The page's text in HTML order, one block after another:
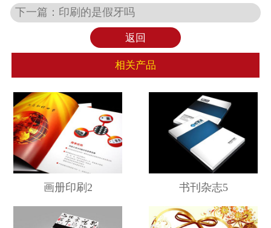
下一篇： 印刷的是假牙吗
返回
相关产品
画册印刷2 书刊杂志5